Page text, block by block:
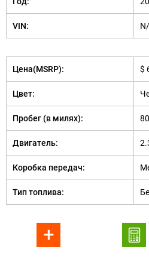
VIN:
Цена(MSRP): $
Цвет:
Пробег (в милях):
Двигатель:
Коробка передач:
Тип топлива: